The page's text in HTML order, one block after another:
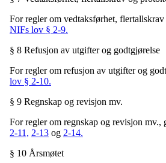
For regler om vedtaksførhet,
NIFs lov § 2-9.
§ 8 Refusjon av utgifter og godtgjørelse
For regler om refusjon av utgifter og
lov § 2-10.
§ 9 Regnskap og revisjon mv.
For regler om regnskap og revisjon mv.,
2-11, 2-13 og 2-14.
§ 10 Årsmøtet